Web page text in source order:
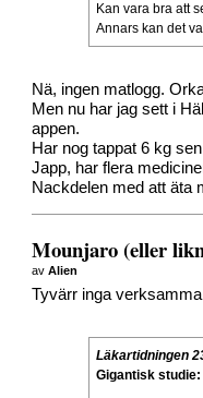
Kan vara bra att
Annars kan det
Nä, ingen matlogg.
Men nu har jag sett i
appen.
Har nog tappat 6 kg
Japp, har flera
Nackdelen med att äta
Mounjaro (eller
avAlien
Tyvärr inga
Läkartidningen
Gigantisk